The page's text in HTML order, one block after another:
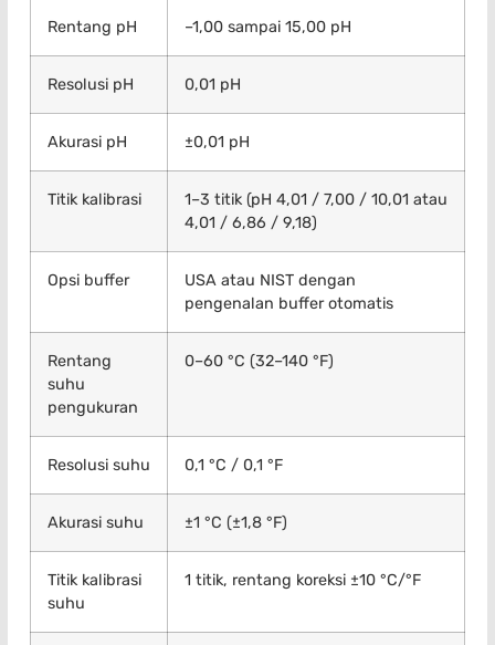
Rentang pH –1,00 sampai 15,00 pH
Resolusi pH 0,01 pH
Akurasi pH ±0,01 pH
Titik kalibrasi
1–3 titik (pH 4,01 / 7,00 / 10,01 atau
4,01 / 6,86 / 9,18)
Opsi buffer
USA atau NIST dengan
pengenalan buffer otomatis
Rentang
suhu
pengukuran
0–60 °C (32–140 °F)
Resolusi suhu 0,1 °C / 0,1 °F
Akurasi suhu ±1 °C (±1,8 °F)
Titik kalibrasi
suhu
1 titik, rentang koreksi ±10 °C/°F